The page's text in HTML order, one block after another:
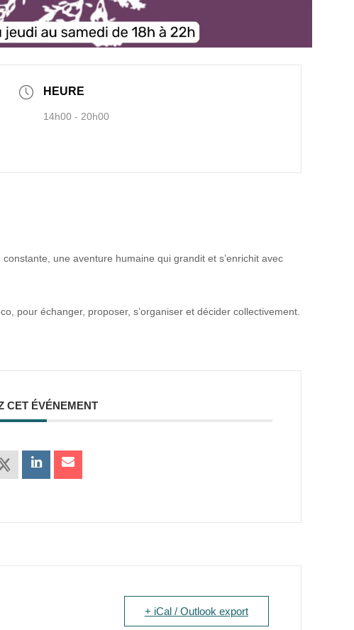
HEURE
14h00 - 20h00
une aventure humaine qui grandit et s’enrichit avec
pour échanger, proposer, s’organiser et décider collectivement.
CET ÉVÉNEMENT
+ iCal / Outlook export